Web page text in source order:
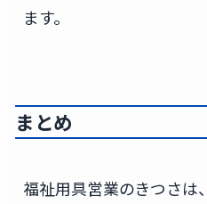
ます。
まとめ
福祉用具営業のきつさは、